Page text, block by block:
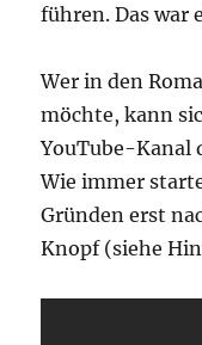
führen. Das war
Wer in den
möchte, kann
YouTube-Kanal
Wie immer
Gründen erst
Knopf (siehe